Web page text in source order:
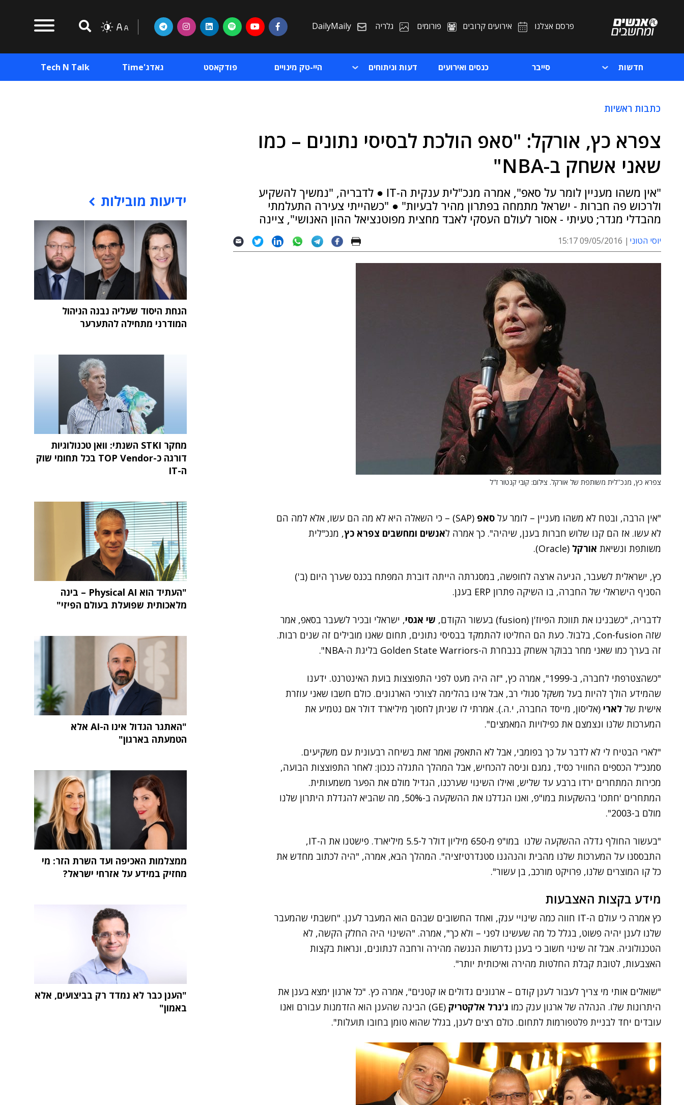
פרסם אצלנו אירועים קרובים פורומים גלריה DailyMaily
חדשות סייבר כנסים ואירועים דעות וניתוחים היי-טק מינויים פודקאסט גאדג'Time Tech N Talk
כתבות ראשיות
צפרא כץ, אורקל: "סאפ הולכת לבסיסי נתונים – כמו
שאני אשחק ב-NBA"
"אין משהו מעניין לומר על סאפ", אמרה מנכ"לית ענקית ה-IT ● לדבריה, "נמשיך להשקיע
ולרכוש פה חברות - ישראל מתמחה בפתרון מהיר לבעיות" ● "כשהייתי צעירה התעלמתי
מהבדלי מגדר; טעיתי - אסור לעולם העסקי לאבד מחצית מפוטנציאל ההון האנושי", ציינה
יוסי הטוני 09/05/2016 15:17
צפרא כץ, מנכ''לית משותפת של אורקל. צילום: קובי קנטור ז"ל
"אין הרבה, ובטח לא משהו מעניין – לומר על סאפ
(SAP) – כי השאלה היא לא מה הם עשו, אלא למה הם
לא עשו. אז הם קנו שלוש חברות בענן, שיהיה". כך אמרה לאנשים ומחשבים צפרא כץ, מנכ"לית
משותפת ונשיאת אורקל (Oracle).
כץ, ישראלית לשעבר, הגיעה ארצה לחופשה, במסגרתה הייתה דוברת המפתח בכנס שערך היום (ב')
הסניף הישראלי של החברה, בו השיקה פתרון ERP בענן.
לדבריה, "כשבנינו את תווכת הפיוז'ן (fusion) בעשור הקודם, שי אגסי, ישראלי ובכיר לשעבר בסאפ, אמר
שזה Con-fusion, בלבול. כעת הם החליטו להתמקד בבסיסי נתונים, תחום שאנו מובילים זה שנים רבות.
זה בערך כמו שאני מחר בבוקר אשחק בנבחרת ה-Golden State Warriors בליגת ה-NBA".
"כשהצטרפתי לחברה, ב-1999", אמרה כץ, "זה היה מעט לפני התפוצצות בועת האינטרנט. ידענו
שהמידע הולך להיות בעל משקל סגולי רב, אבל אינו בהלימה לצורכי הארגונים. כולם חשבו שאני עוזרת
אישית של לארי (אליסון, מייסד החברה, י.ה.). אמרתי לו שניתן לחסוך מיליארד דולר אם נטמיע את
המערכות שלנו ונצמצם את כפילויות המאמצים".
"לארי הבטיח לי לא לדבר על כך בפומבי, אבל לא התאפק ואמר זאת בשיחה רבעונית עם משקיעים.
סמנכ"ל הכספים החוויר כסיד, גמגם וניסה להכחיש, אבל המהלך התגלה כנכון: לאחר התפוצצות הבועה,
מכירות המתחרים ירדו ברבע עד שליש, ואילו השינוי שערכנו, הגדיל מולם את הפער משמעותית.
המתחרים 'חתכו' בהשקעות במו"פ, ואנו הגדלנו את ההשקעה ב-50%, מה שהביא להגדלת היתרון שלנו
מולם ב-2003".
"בעשור החולף גדלה ההשקעה שלנו במו"פ מ-650 מיליון דולר ל-5.5 מיליארד. פישטנו את ה-IT,
התבססנו על המערכות שלנו מהבית והנהגנו סטנדרטיזציה". המהלך הבא, אמרה, "היה לכתוב מחדש את
כל קו המוצרים שלנו, פרויקט מורכב, בן עשור".
מידע בקצות האצבעות
כץ אמרה כי עולם ה-IT חווה כמה שינויי ענק, ואחד החשובים שבהם הוא המעבר לענן. "חשבתי שהמעבר
שלנו לענן יהיה פשוט, בגלל כל מה שעשינו לפני – ולא כך", אמרה. "השינוי היה החלק הקשה, לא
הטכנולוגיה. אבל זה שינוי חשוב כי בענן נדרשות הנגשה מהירה ורחבה לנתונים, ונראות בקצות
האצבעות, לטובת קבלת החלטות מהירה ואיכותית יותר".
"שואלים אותי מי צריך לעבור לענן קודם – ארגונים גדולים או קטנים", אמרה כץ. "כל ארגון ימצא בענן את
היתרונות שלו. הנהלה של ארגון ענק כמו ג'נרל אלקטריק
(GE) הבינה שהענן הוא הזדמנות עבורם ואנו
עובדים יחד לבניית פלטפורמות לתחום. כולם רצים לענן, בגלל שהוא טומן בחובו תועלות".
ידיעות מובילות
הנחת היסוד שעליה נבנה הניהול
המודרני מתחילה להתערער
מחקר STKI השנתי: וואן טכנולוגיות
דורגה כ-TOP Vendor בכל תחומי שוק
ה-IT
"העתיד הוא Physical AI – בינה
מלאכותית שפועלת בעולם הפיזי"
"האתגר הגדול אינו ה-AI אלא
הטמעתה בארגון"
ממצלמות האכיפה ועד השרת הזר: מי
מחזיק במידע על אזרחי ישראל?
"הענן כבר לא נמדד רק בביצועים, אלא
באמון"